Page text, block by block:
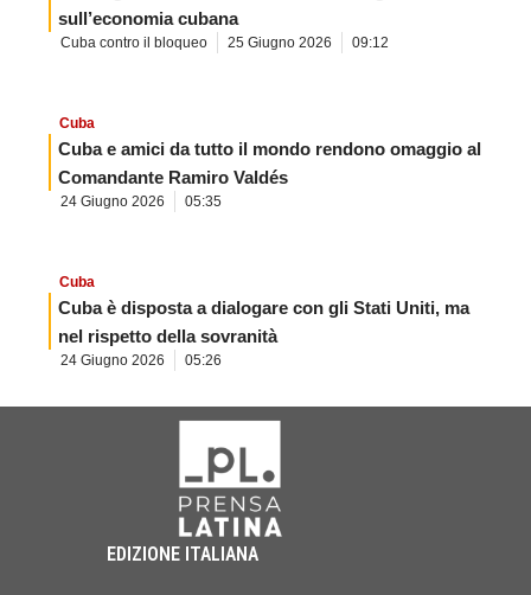
sull’economia cubana
Cuba contro il bloqueo 25 Giugno 2026 09:12
Cuba
Cuba e amici da tutto il mondo rendono omaggio al
Comandante Ramiro Valdés
24 Giugno 2026 05:35
Cuba
Cuba è disposta a dialogare con gli Stati Uniti, ma
nel rispetto della sovranità
24 Giugno 2026 05:26
EDIZIONE ITALIANA